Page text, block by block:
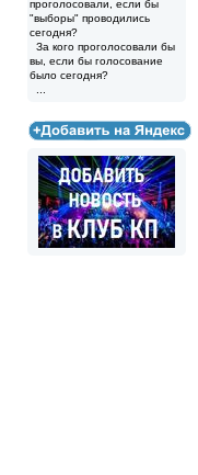
проголосовали, если бы
"выборы" проводились
сегодня?
За кого проголосовали бы
вы, если бы голосование
было сегодня?